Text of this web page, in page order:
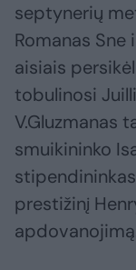
septynerių
Romanas Sne
aisiais
tobulinosi
V.Gluzmanas
smuikininko
prestižinį